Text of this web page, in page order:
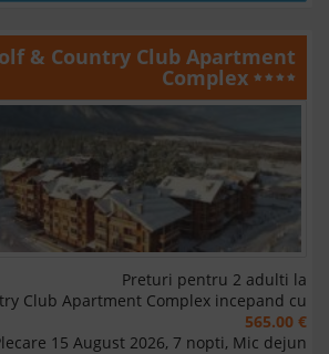
& Country Club Apartment
Complex
Preturi pentru 2 adulti la
Club Apartment Complex incepand cu
565.00 €
15 August 2026, 7 nopti, Mic dejun